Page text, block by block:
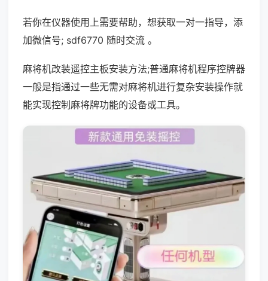
若你在仪器使用上需要帮助，想获取一对一指导，添
加微信号; sdf6770 随时交流 。
麻将机改装遥控主板安装方法;普通麻将机程序控牌器
一般是指通过一些无需对麻将机进行复杂安装操作就
能实现控制麻将牌功能的设备或工具。